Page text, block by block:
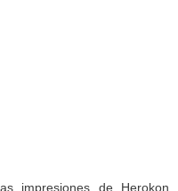
impresiones de Herokon